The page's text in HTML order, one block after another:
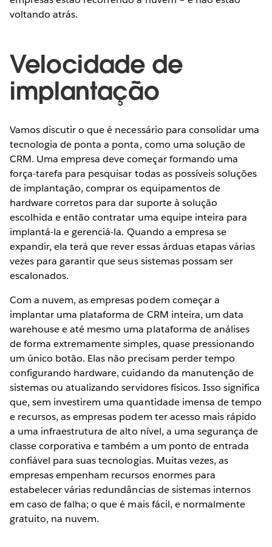
voltando atrás.
Velocidade de
implantação
Vamos discutir o que é necessário para consolidar uma
tecnologia de ponta a ponta, como uma solução de
CRM. Uma empresa deve começar formando uma
força-tarefa para pesquisar todas as possíveis soluções
de implantação, comprar os equipamentos de
hardware corretos para dar suporte à solução
escolhida e então contratar uma equipe inteira para
implantá-la e gerenciá-la. Quando a empresa se
expandir, ela terá que rever essas árduas etapas várias
vezes para garantir que seus sistemas possam ser
escalonados.
Com a nuvem, as empresas podem começar a
implantar uma plataforma de CRM inteira, um data
warehouse e até mesmo uma plataforma de análises
de forma extremamente simples, quase pressionando
um único botão. Elas não precisam perder tempo
configurando hardware, cuidando da manutenção de
sistemas ou atualizando servidores físicos. Isso significa
que, sem investirem uma quantidade imensa de tempo
e recursos, as empresas podem ter acesso mais rápido
a uma infraestrutura de alto nível, a uma segurança de
classe corporativa e também a um ponto de entrada
confiável para suas tecnologias. Muitas vezes, as
empresas empenham recursos enormes para
estabelecer várias redundâncias de sistemas internos
em caso de falha; o que é mais fácil, e normalmente
gratuito, na nuvem.